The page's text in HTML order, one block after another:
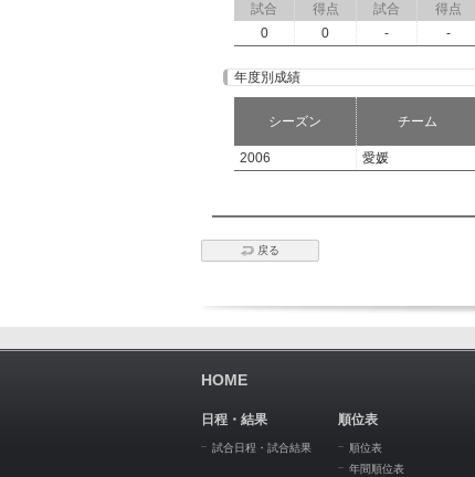
試合
得点 試合 得点
0
0 - -
年度別成績
シーズン チーム
2006
愛媛
戻る
HOME
日程・結果
試合日程・試合結果
順位表
順位表
年間順位表